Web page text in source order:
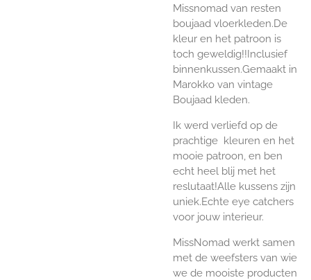
Missnomad van resten
boujaad vloerkleden.De
kleur en het patroon is
toch geweldig!!Inclusief
binnenkussen.Gemaakt in
Marokko van vintage
Boujaad kleden.
Ik werd verliefd op de
prachtige kleuren en het
mooie patroon, en ben
echt heel blij met het
reslutaat!Alle kussens zijn
uniek.Echte eye catchers
voor jouw interieur.
MissNomad werkt samen
met de weefsters van wie
we de mooiste producten